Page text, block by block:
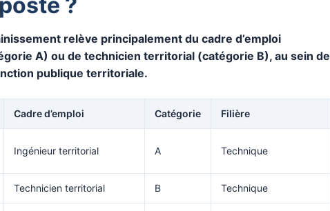
relève principalement du cadre d’emploi
A) ou de technicien territorial (catégorie B), au sein de
publique territoriale.
Cadre d’emploi Catégorie Filière
Ingénieur territorial A Technique
Technicien territorial B Technique